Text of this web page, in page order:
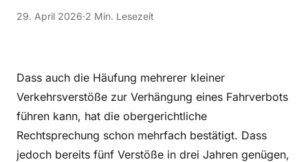
29. April 2026·2 Min. Lesezeit
Dass auch die Häufung mehrerer kleiner
Verkehrsverstöße zur Verhängung eines Fahrverbots
führen kann, hat die obergerichtliche
Rechtsprechung schon mehrfach bestätigt. Dass
jedoch bereits fünf Verstöße in drei Jahren genügen,